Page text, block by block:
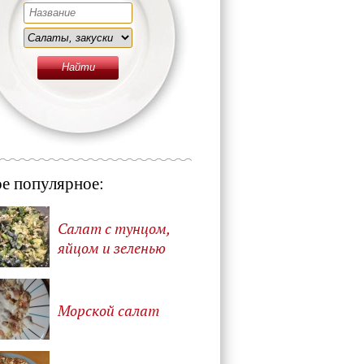
популярное:
Салат с тунцом,
яйцом и зеленью
Морской салат